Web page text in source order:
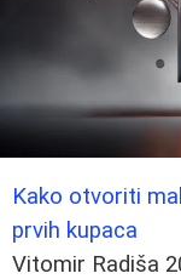
Kako otvoriti
prvih kupaca
Vitomir Radiša